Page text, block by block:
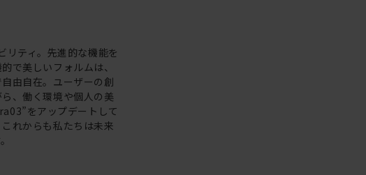
ティ。先進的な機能を
で美しいフォルムは、
由自在。ユーザーの創
、働く環境や個人の美
をアップデートして
れからも私たちは未来